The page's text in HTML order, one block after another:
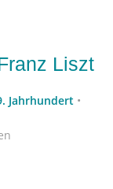
Liszt
Jahrhundert •